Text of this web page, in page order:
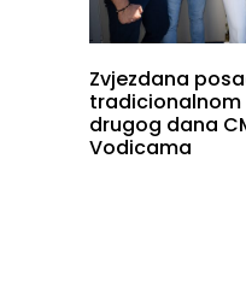
Zvjezdana
drugog dana
Vodicama